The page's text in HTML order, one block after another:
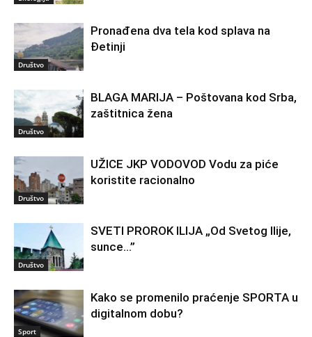
Društvo
Pronađena dva tela kod splava na
Đetinji
Društvo
BLAGA MARIJA – Poštovana kod Srba,
zaštitnica žena
Društvo
UŽICE JKP VODOVOD Vodu za piće
koristite racionalno
Društvo
SVETI PROROK ILIJA „Od Svetog Ilije,
sunce…”
Sport
Kako se promenilo praćenje SPORTA u
digitalnom dobu?